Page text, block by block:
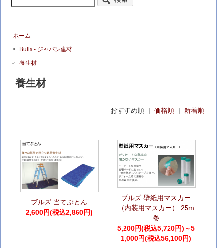
ホーム
>
Bulls - ジャパン建材
> 養生材
養生材
おすすめ順 | 価格順| 新着順
ブルズ 当てぶとん
2,600円(税込2,860円)
ブルズ 壁紙用マスカー
（内装用マスカー） 25m
巻
5,200円(税込5,720円)～5
1,000円(税込56,100円)